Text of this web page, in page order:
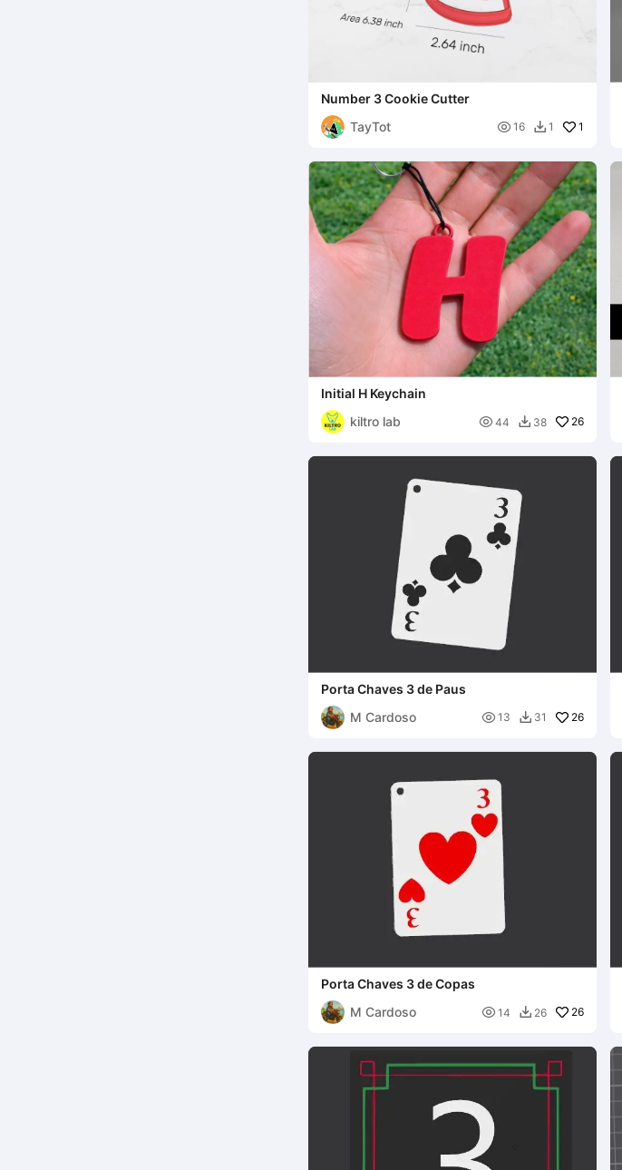
Number 3 Cookie Cutter
TayTot
 16  1 1
Initial H Keychain
kiltro lab
 44  38 26
Porta Chaves 3 de Paus
M Cardoso
 13  31 26
Porta Chaves 3 de Copas
M Cardoso
 14  26 26